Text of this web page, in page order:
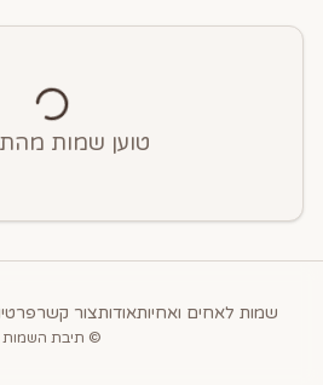
טוען שמות
שמות לאחים ואחיותאודותצור קשר
© תיבת השמות